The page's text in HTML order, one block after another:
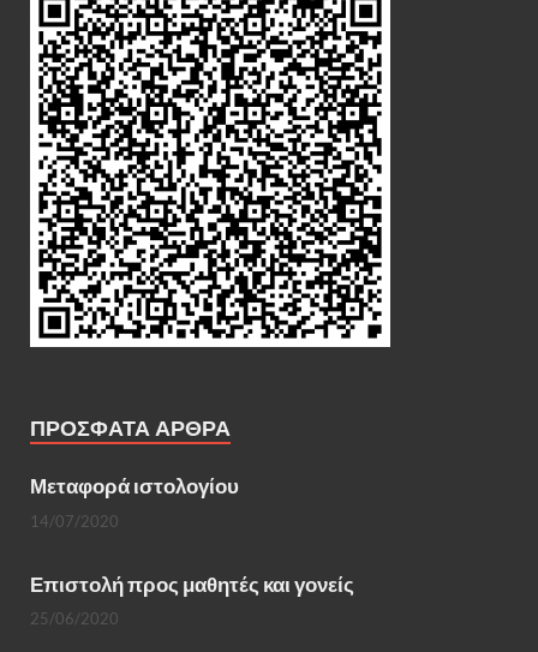
ΠΡΌΣΦΑΤΑ ΆΡΘΡΑ
Μεταφορά ιστολογίου
14/07/2020
Επιστολή προς μαθητές και γονείς
25/06/2020